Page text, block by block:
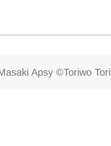
Apsy ©Toriwo